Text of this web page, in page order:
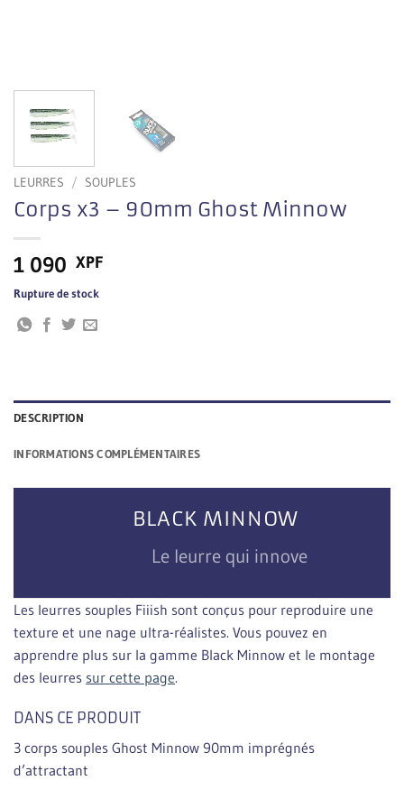
LEURRES / SOUPLES
Corps x3 – 90mm Ghost Minnow
1 090 XPF
Rupture de stock
DESCRIPTION
INFORMATIONS COMPLÉMENTAIRES
BLACK MINNOW
Le leurre qui innove
Les leurres souples Fiiish sont conçus pour reproduire une
texture et une nage ultra-réalistes. Vous pouvez en
apprendre plus sur la gamme Black Minnow et le montage
des leurres sur cette page.
DANS CE PRODUIT
3 corps souples Ghost Minnow 90mm imprégnés
d’attractant